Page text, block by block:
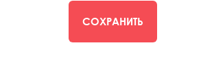
СОХРАНИТЬ